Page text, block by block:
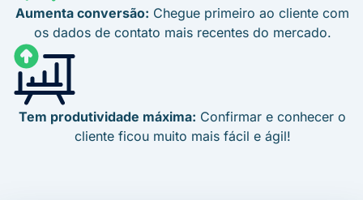
Aumenta conversão: Chegue primeiro ao cliente com
os dados de contato mais recentes do mercado.
Tem produtividade máxima: Confirmar e conhecer o
cliente ficou muito mais fácil e ágil!